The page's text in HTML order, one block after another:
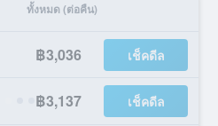
ทั้งหมด (ต่อคืน)
฿3,036 เช็คดีล
฿3,137 เช็คดีล